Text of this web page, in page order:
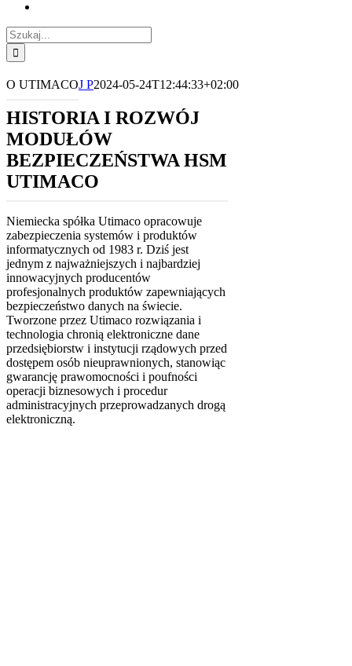
Szukaj
O UTIMACOJ P2024-05-24T12:44:33+02:00
HISTORIA I ROZWÓJ
MODUŁÓW
BEZPIECZEŃSTWA HSM
UTIMACO
Niemiecka spółka Utimaco opracowuje
zabezpieczenia systemów i produktów
informatycznych od 1983 r. Dziś jest
jednym z najważniejszych i najbardziej
innowacyjnych producentów
profesjonalnych produktów zapewniających
bezpieczeństwo danych na świecie.
Tworzone przez Utimaco rozwiązania i
technologia chronią elektroniczne dane
przedsiębiorstw i instytucji rządowych przed
dostępem osób nieuprawnionych, stanowiąc
gwarancję prawomocności i poufności
operacji biznesowych i procedur
administracyjnych przeprowadzanych drogą
elektroniczną.